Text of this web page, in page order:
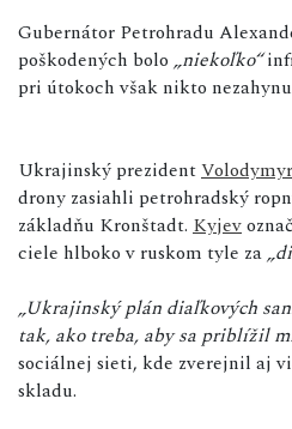
Gubernátor Petrohradu
poškodených bolo „niekoľko“
pri útokoch však nikto
Ukrajinský prezident
drony zasiahli petrohradský
základňu Kronštadt. Kyjev
ciele hlboko v ruskom tyle za
„Ukrajinský plán diaľkových
tak, ako treba, aby sa priblížil
sociálnej sieti, kde zverejnil aj
skladu.